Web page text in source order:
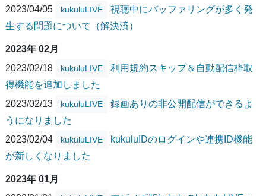
2023/04/05
kukuluLIVE
視聴中にバッファリングが多く発
生する問題について（解決済）
2023年 02月
2023/02/18
kukuluLIVE
利用規約スキップ＆自動配信枠取
得機能を追加しました
2023/02/13
kukuluLIVE
録画ありの非公開配信ができるよ
うになりました
2023/02/04
kukuluLIVE
kukuluIDのログインや連携ID機能
が新しくなりました
2023年 01月